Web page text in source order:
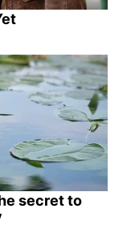
secret to